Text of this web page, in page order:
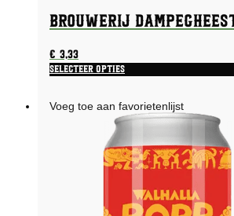
Brouwerij
€ 3,33
Selecteer opties
Voeg toe aan favorietenlijst